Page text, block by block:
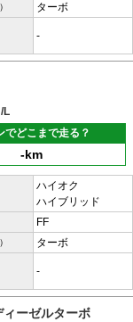
ターボ
-
L
でどこまで走る？
-km
ハイオク
ハイブリッド
FF
ターボ
-
ーゼルターボ